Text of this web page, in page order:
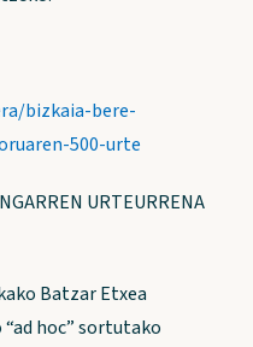
bizkaia-bere-
500-urte
URTEURRENA
Batzar Etxea
hoc” sortutako